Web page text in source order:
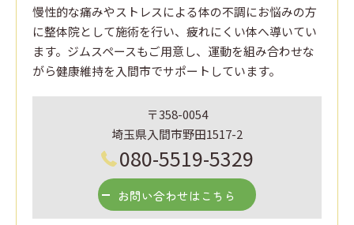
慢性的な痛みやストレスによる体の不調にお悩みの方
に整体院として施術を行い、疲れにくい体へ導いてい
ます。ジムスペースもご用意し、運動を組み合わせな
がら健康維持を入間市でサポートしています。
〒358-0054
埼玉県入間市野田1517-2
080-5519-5329
お問い合わせはこちら